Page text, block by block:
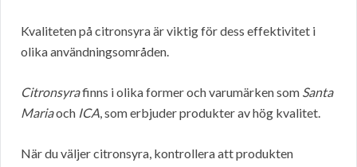
Kvaliteten på citronsyra är viktig för dess effektivitet i
olika användningsområden.
Citronsyrafinns i olika former och varumärken som Santa
Mariaoch ICA, som erbjuder produkter av hög kvalitet.
När du väljer citronsyra, kontrollera att produkten